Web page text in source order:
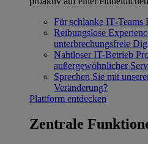
Für schlanke IT‐Teams
Reibungslose
unterbrechungsfreie
Nahtloser IT-Betrieb
außergewöhnlicher
Sprechen Sie mit
Veränderung?
Plattform entdecken
Zentrale